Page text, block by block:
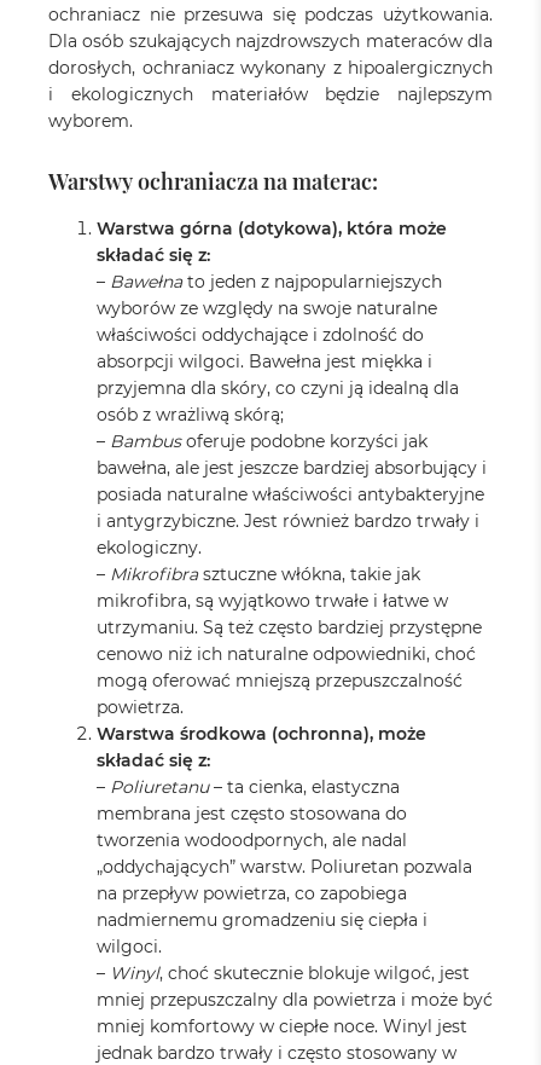
ochraniacz nie przesuwa się podczas użytkowania.
Dla osób szukających najzdrowszych materaców dla
dorosłych, ochraniacz wykonany z hipoalergicznych
i ekologicznych materiałów będzie najlepszym
wyborem.
Warstwy ochraniacza na materac:
Warstwa górna (dotykowa), która może
składać się z:
– Bawełnato jeden z najpopularniejszych
wyborów ze względy na swoje naturalne
właściwości oddychające i zdolność do
absorpcji wilgoci. Bawełna jest miękka i
przyjemna dla skóry, co czyni ją idealną dla
osób z wrażliwą skórą;
– Bambusoferuje podobne korzyści jak
bawełna, ale jest jeszcze bardziej absorbujący i
posiada naturalne właściwości antybakteryjne
i antygrzybiczne. Jest również bardzo trwały i
ekologiczny.
– Mikrofibrasztuczne włókna, takie jak
mikrofibra, są wyjątkowo trwałe i łatwe w
utrzymaniu. Są też często bardziej przystępne
cenowo niż ich naturalne odpowiedniki, choć
mogą oferować mniejszą przepuszczalność
powietrza.
Warstwa środkowa (ochronna), może
składać się z:
– Poliuretanu– ta cienka, elastyczna
membrana jest często stosowana do
tworzenia wodoodpornych, ale nadal
„oddychających” warstw. Poliuretan pozwala
na przepływ powietrza, co zapobiega
nadmiernemu gromadzeniu się ciepła i
wilgoci.
– Winyl, choć skutecznie blokuje wilgoć, jest
mniej przepuszczalny dla powietrza i może być
mniej komfortowy w ciepłe noce. Winyl jest
jednak bardzo trwały i często stosowany w